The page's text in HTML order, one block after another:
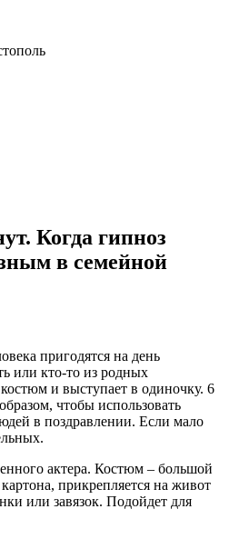
Когда гипноз
в семейной
пригодятся на день
или кто-то из родных
и выступает в одиночку. 6
чтобы использовать
в поздравлении. Если мало
актера. Костюм – большой
прикрепляется на живот
или завязок. Подойдет для